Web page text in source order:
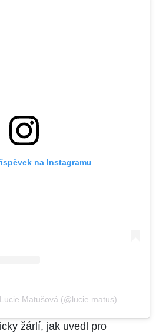
na Instagramu
Matušová (@lucie.matus)
žárlí, jak uvedl pro